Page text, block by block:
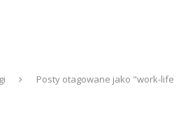
Posty otagowane jako "work-life